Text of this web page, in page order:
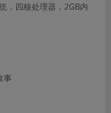
，四核处理器，2GB内
事